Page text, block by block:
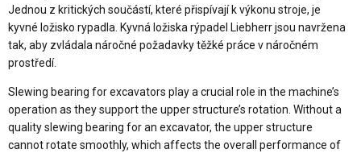
Jednou z kritických součástí, které přispívají k výkonu stroje, je
kyvné ložisko rypadla. Kyvná ložiska rýpadel Liebherr jsou navržena
tak, aby zvládala náročné požadavky těžké práce v náročném
prostředí.
Slewing bearing for excavators play a crucial role in the machine’s
operation as they support the upper structure’s rotation. Without a
quality slewing bearing for an excavator, the upper structure
cannot rotate smoothly, which affects the overall performance of